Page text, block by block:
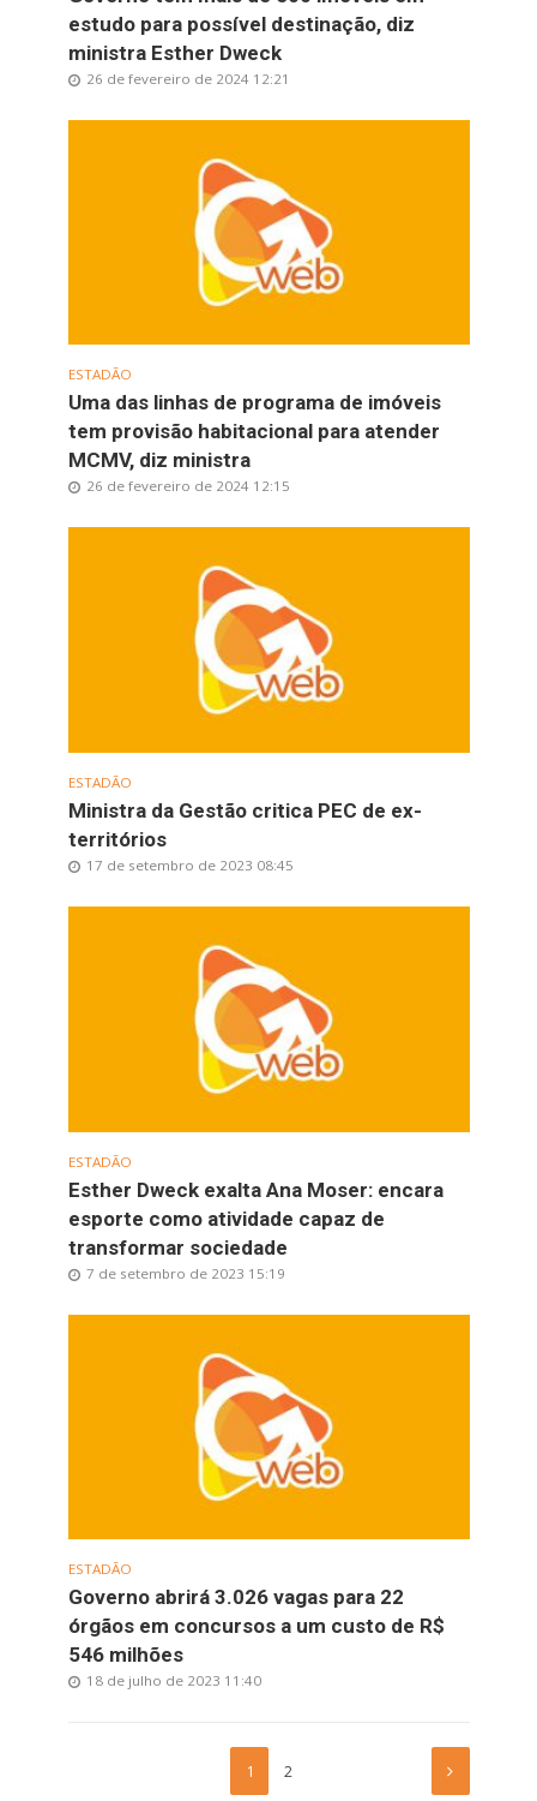
estudo para possível destinação, diz
ministra Esther Dweck
26 de fevereiro de 2024 12:21
ESTADÃO
Uma das linhas de programa de imóveis
tem provisão habitacional para atender
MCMV, diz ministra
26 de fevereiro de 2024 12:15
ESTADÃO
Ministra da Gestão critica PEC de ex-
territórios
17 de setembro de 2023 08:45
ESTADÃO
Esther Dweck exalta Ana Moser: encara
esporte como atividade capaz de
transformar sociedade
7 de setembro de 2023 15:19
ESTADÃO
Governo abrirá 3.026 vagas para 22
órgãos em concursos a um custo de R$
546 milhões
18 de julho de 2023 11:40
1 2